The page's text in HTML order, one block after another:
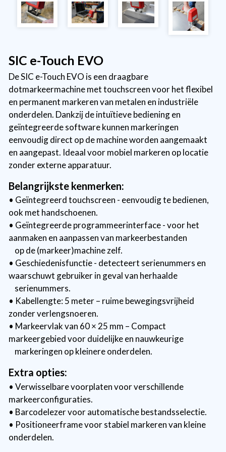
SIC e-Touch EVO
De SIC e-Touch EVO is een draagbare
dotmarkeermachine met touchscreen voor het flexibel
en permanent markeren van metalen en industriële
onderdelen. Dankzij de intuïtieve bediening en
geïntegreerde software kunnen markeringen
eenvoudig direct op de machine worden aangemaakt
en aangepast. Ideaal voor mobiel markeren op locatie
zonder externe apparatuur.
Belangrijkste kenmerken:
• Geïntegreerd touchscreen - eenvoudig te bedienen,
ook met handschoenen.
• Geïntegreerde programmeerinterface - voor het
aanmaken en aanpassen van markeerbestanden
op de (markeer)machine zelf.
• Geschiedenisfunctie - detecteert serienummers en
waarschuwt gebruiker in geval van herhaalde
serienummers.
• Kabellengte: 5 meter – ruime bewegingsvrijheid
zonder verlengsnoeren.
• Markeervlak van 60 × 25 mm – Compact
markeergebied voor duidelijke en nauwkeurige
markeringen op kleinere onderdelen.
Extra opties:
• Verwisselbare voorplaten voor verschillende
markeerconfiguraties.
• Barcodelezer voor automatische bestandsselectie.
• Positioneerframe voor stabiel markeren van kleine
onderdelen.